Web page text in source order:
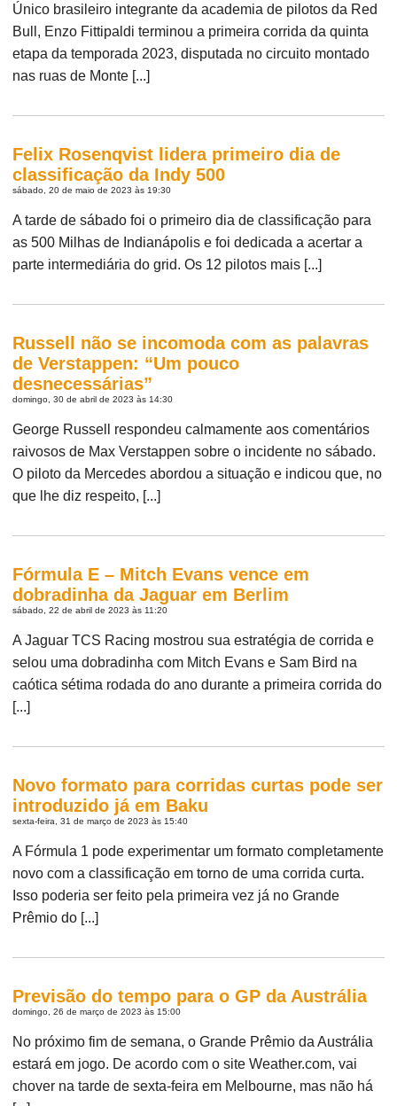
Único brasileiro integrante da academia de pilotos da Red
Bull, Enzo Fittipaldi terminou a primeira corrida da quinta
etapa da temporada 2023, disputada no circuito montado
nas ruas de Monte [...]
Felix Rosenqvist lidera primeiro dia de
classificação da Indy 500
sábado, 20 de maio de 2023 às 19:30
A tarde de sábado foi o primeiro dia de classificação para
as 500 Milhas de Indianápolis e foi dedicada a acertar a
parte intermediária do grid. Os 12 pilotos mais [...]
Russell não se incomoda com as palavras
de Verstappen: “Um pouco
desnecessárias”
domingo, 30 de abril de 2023 às 14:30
George Russell respondeu calmamente aos comentários
raivosos de Max Verstappen sobre o incidente no sábado.
O piloto da Mercedes abordou a situação e indicou que, no
que lhe diz respeito, [...]
Fórmula E – Mitch Evans vence em
dobradinha da Jaguar em Berlim
sábado, 22 de abril de 2023 às 11:20
A Jaguar TCS Racing mostrou sua estratégia de corrida e
selou uma dobradinha com Mitch Evans e Sam Bird na
caótica sétima rodada do ano durante a primeira corrida do
[...]
Novo formato para corridas curtas pode ser
introduzido já em Baku
sexta-feira, 31 de março de 2023 às 15:40
A Fórmula 1 pode experimentar um formato completamente
novo com a classificação em torno de uma corrida curta.
Isso poderia ser feito pela primeira vez já no Grande
Prêmio do [...]
Previsão do tempo para o GP da Austrália
domingo, 26 de março de 2023 às 15:00
No próximo fim de semana, o Grande Prêmio da Austrália
estará em jogo. De acordo com o site Weather.com, vai
chover na tarde de sexta-feira em Melbourne, mas não há